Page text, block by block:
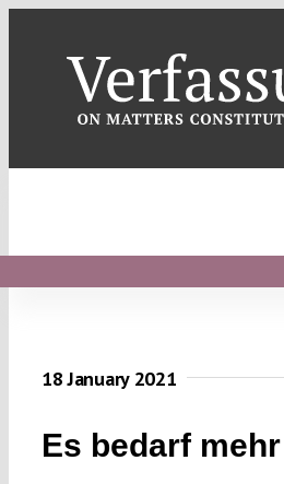
18 January 2021
Es bedarf mehr